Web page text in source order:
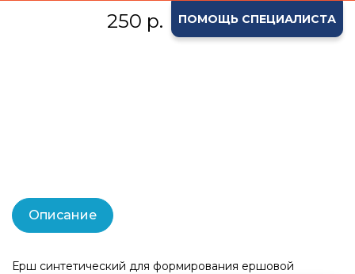
250 р. ПОМОЩЬ СПЕЦИАЛИСТА
Описание
Ерш синтетический для формирования ершовой